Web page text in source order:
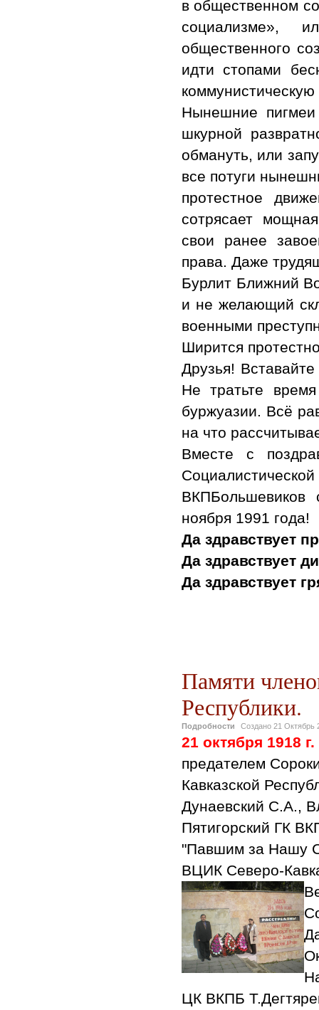
в общественном
социализме»,
общественного
идти стопами
Нынешние пигмеи
шкурной
обмануть, или
все потуги
протестное
сотрясает
свои ранее
права. Даже
Бурлит Ближний
и не желающий
военными
Ширится
Друзья!
Не тратьте
буржуазии. Всё
на что
Вместе с
ноября 1991 года!
Да здравствует
Да здравствует
Да здравствует
Памяти
Республики.
Подробности Создано 21 Октябрь
21 октября 1918
предателем
Кавказской
Дунаевский С.А.,
Пятигорский ГК
"Павшим за Нашу
ВЦИК Северо-
ЦК ВКПБ